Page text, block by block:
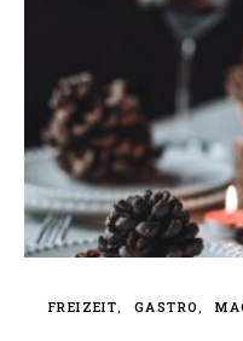
FREIZEIT GASTRO